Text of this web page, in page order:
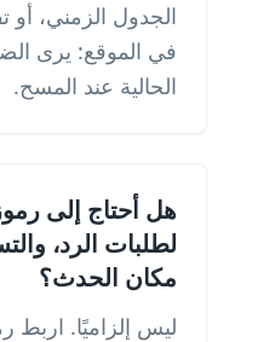
الجدول الزمني، أو
في الموقع: يرى
الحالية عند المسح.
لطلبات الرد،
مكان الحدث؟